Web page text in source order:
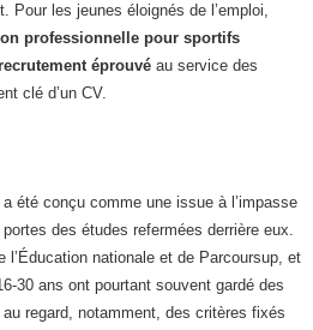
Pour les jeunes éloignés de l’emploi,
professionnelle pour sportifs
éprouvé au service des
clé d’un CV.
été conçu comme une issue à l’impasse
des études refermées derrière eux.
nationale et de Parcoursup, et
30 ans ont pourtant souvent gardé des
regard, notamment, des critères fixés